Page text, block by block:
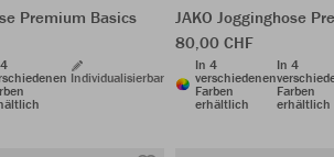
Premium Basics
Individualisierbar
JAKO Jogginghose
80,00 CHF
In 4
verschiedenen
Farben
erhältlich
In 4
Farben
erhältlich